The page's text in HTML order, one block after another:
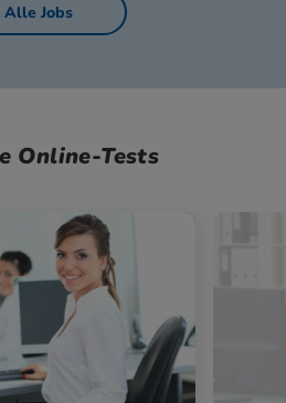
Alle Jobs
Online-Tests